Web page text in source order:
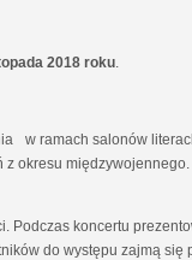
2018 roku
w ramach salonów
koncertu
do występu zajmą się